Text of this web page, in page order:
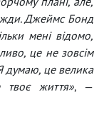
Джеймс Бонд
мені відомо,
це не зовсім
думаю, це велика
твоє життя», —